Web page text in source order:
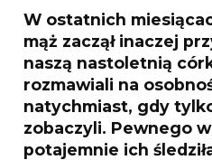
W ostatnich
mąż zaczął inaczej
naszą nastoletnią
rozmawiali na
natychmiast, gdy
zobaczyli. Pewnego
potajemnie ich